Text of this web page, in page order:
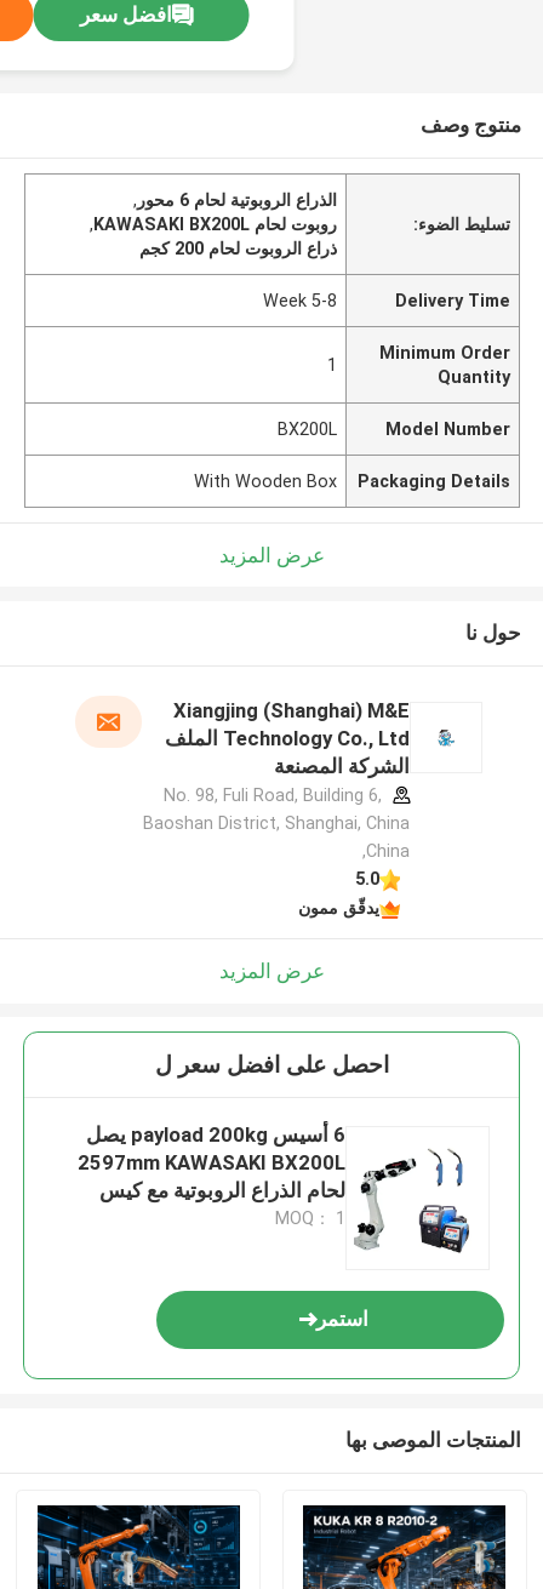
افضل سعر
منتوج وصف
تسليط الضوء:
الذراع الروبوتية لحام 6 محور
,
روبوت لحام KAWASAKI BX200L
,
ذراع الروبوت لحام 200 كجم
Delivery Time
5-8 Week
Minimum Order
Quantity
1
Model Number
BX200L
Packaging Details
With Wooden Box
عرض المزيد
حول نا
Xiangjing (Shanghai) M&E
Technology Co., Ltd الملف
الشركة المصنعة
No. 98, Fuli Road, Building 6,
Baoshan District, Shanghai, China
,China
5.0
يدقّق ممون
عرض المزيد
احصل على افضل سعر ل
6 أسيس payload 200kg يصل
2597mm KAWASAKI BX200L
لحام الذراع الروبوتية مع كيس
الأنابيب والملابس الواقية
MOQ： 1
استمر
المنتجات الموصى بها